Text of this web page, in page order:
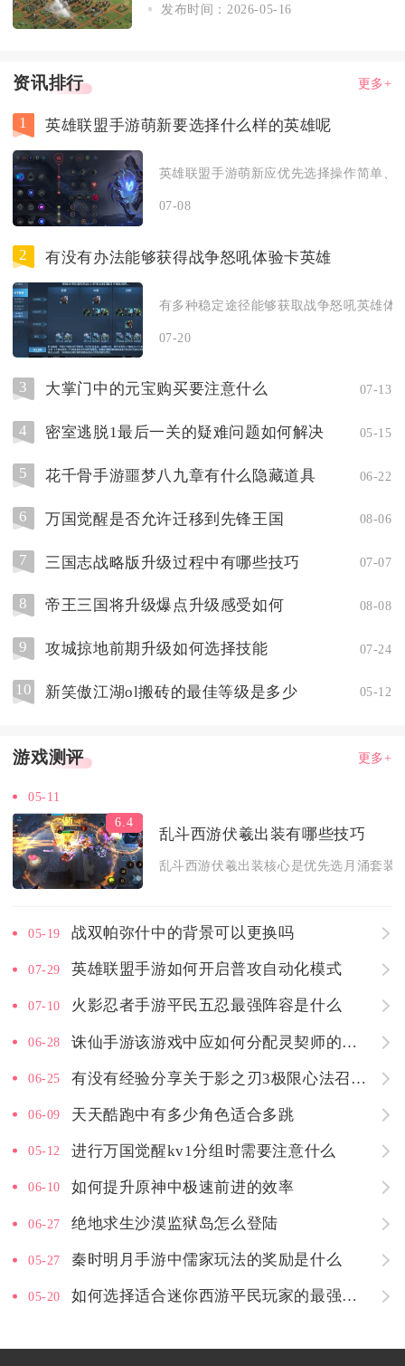
发布时间：2026-05-16
资讯排行 更多+
1 英雄联盟手游萌新要选择什么样的英雄呢
英雄联盟手游萌新应优先选择操作简单、
07-08
2 有没有办法能够获得战争怒吼体验卡英雄
有多种稳定途径能够获取战争怒吼英雄体
07-20
3 大掌门中的元宝购买要注意什么 07-13
4 密室逃脱1最后一关的疑难问题如何解决 05-15
5 花千骨手游噩梦八九章有什么隐藏道具 06-22
6 万国觉醒是否允许迁移到先锋王国 08-06
7 三国志战略版升级过程中有哪些技巧 07-07
8 帝王三国将升级爆点升级感受如何 08-08
9 攻城掠地前期升级如何选择技能 07-24
10 新笑傲江湖ol搬砖的最佳等级是多少 05-12
游戏测评 更多+
05-11
6.4
乱斗西游伏羲出装有哪些技巧
乱斗西游伏羲出装核心是优先选月涌套装
05-19 战双帕弥什中的背景可以更换吗
07-29 英雄联盟手游如何开启普攻自动化模式
07-10 火影忍者手游平民五忍最强阵容是什么
06-28 诛仙手游该游戏中应如何分配灵契师的技能点
06-25 有没有经验分享关于影之刃3极限心法召唤的
06-09 天天酷跑中有多少角色适合多跳
05-12 进行万国觉醒kv1分组时需要注意什么
06-10 如何提升原神中极速前进的效率
06-27 绝地求生沙漠监狱岛怎么登陆
05-27 秦时明月手游中儒家玩法的奖励是什么
05-20 如何选择适合迷你西游平民玩家的最强阵容